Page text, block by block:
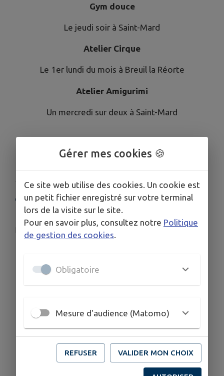
Gym douce
Le jeudi soir à Saint-Mard
Atelier Cirque
Le 1er lundi du mois à Breuil la Réorte
Atelier Amigurimi
Un mercredi sur deux à Saint-Mard
COORDONNÉES
39 rue du 6 septembre 1944 17700 Saint-Mard
ruralfoyer17700@gmail.com
Gérer mes cookies 🍪
Ce site web utilise des cookies. Un cookie est
un petit fichier enregistré sur votre terminal
lors de la visite sur le site.
Pour en savoir plus, consultez notre Politique
de gestion des cookies.
Obligatoire
Mesure d'audience (Matomo)
REFUSER VALIDER MON CHOIX